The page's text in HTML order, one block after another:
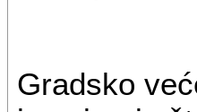
Gradsko